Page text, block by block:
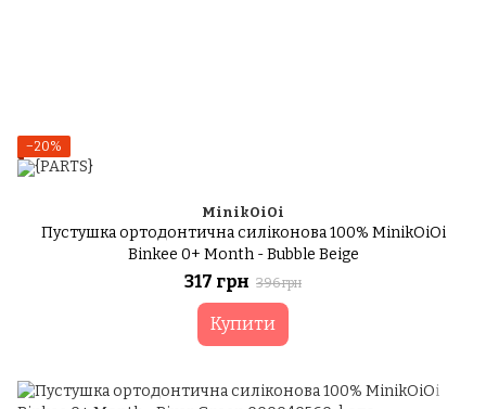
−20%
MinikOiOi
Пустушка ортодонтична силіконова 100% MinikOiOi
Binkee 0+ Month - Bubble Beige
317 грн 396 грн
Купити